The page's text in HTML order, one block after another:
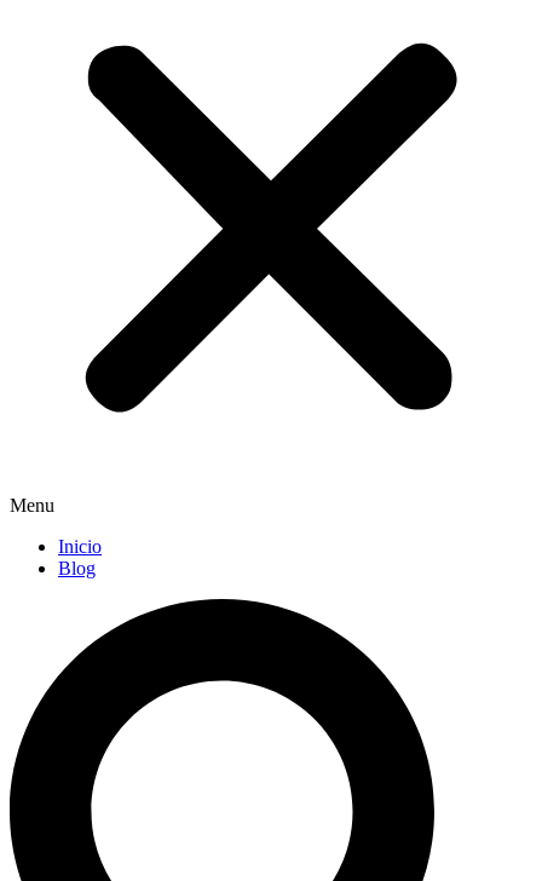
Menu
Inicio
Blog